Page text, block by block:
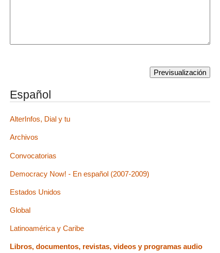
Español
AlterInfos, Dial y tu
Archivos
Convocatorias
Democracy Now! - En español (2007-2009)
Estados Unidos
Global
Latinoamérica y Caribe
Libros, documentos, revistas, videos y programas audio